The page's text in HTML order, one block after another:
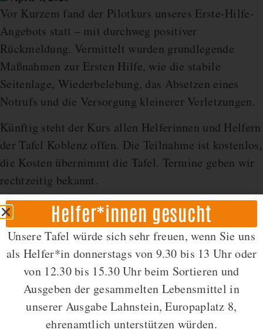
Vor Kurzem fand der Pilotkurs unseres Erste-Hilfe-
Angebots statt – mit durchweg positiver
Rückmeldung. Vermittelt wurden grundlegende
Maßnahmen zur Ersten Hilfe, wie die stabile
Seitenlage, Wiederbelebung, das Absetzen eines
Notrufs und die Versorgung kleinerer Verletzungen.
Künftig steht der Kurs allen Helferinnen und Helfern
der Tafel Koblenz offen. Die Teilnahme ist kostenlos,
die Kosten übernimmt die Tafel. Termine geben wir
rechtzeitig bekannt.
Helfer*innen gesucht
Unsere Tafel würde sich sehr freuen, wenn Sie uns
als Helfer*in donnerstags von 9.30 bis 13 Uhr oder
von 12.30 bis 15.30 Uhr beim Sortieren und
Ausgeben der gesammelten Lebensmittel in
unserer Ausgabe Lahnstein, Europaplatz 8,
ehrenamtlich unterstützen würden.